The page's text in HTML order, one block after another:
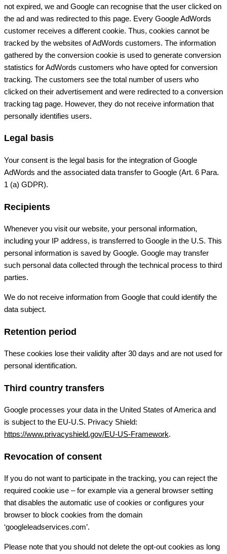
not expired, we and Google can recognise that the user clicked on
the ad and was redirected to this page. Every Google AdWords
customer receives a different cookie. Thus, cookies cannot be
tracked by the websites of AdWords customers. The information
gathered by the conversion cookie is used to generate conversion
statistics for AdWords customers who have opted for conversion
tracking. The customers see the total number of users who
clicked on their advertisement and were redirected to a conversion
tracking tag page. However, they do not receive information that
personally identifies users.
Legal basis
Your consent is the legal basis for the integration of Google
AdWords and the associated data transfer to Google (Art. 6 Para.
1 (a) GDPR).
Recipients
Whenever you visit our website, your personal information,
including your IP address, is transferred to Google in the U.S. This
personal information is saved by Google. Google may transfer
such personal data collected through the technical process to third
parties.
We do not receive information from Google that could identify the
data subject.
Retention period
These cookies lose their validity after 30 days and are not used for
personal identification.
Third country transfers
Google processes your data in the United States of America and
is subject to the EU-U.S. Privacy Shield:
https://www.privacyshield.gov/EU-US-Framework.
Revocation of consent
If you do not want to participate in the tracking, you can reject the
required cookie use – for example via a general browser setting
that disables the automatic use of cookies or configures your
browser to block cookies from the domain
‘googleleadservices.com’.
Please note that you should not delete the opt-out cookies as long